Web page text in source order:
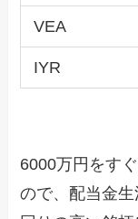
VEA
IYR
6000万円をす
ので、配当金